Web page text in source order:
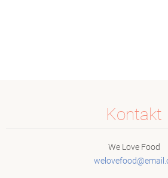
Kontakt
We Love Food
welovefood@email